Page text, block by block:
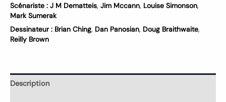
Scénariste : J M Dematteis, Jim Mccann, Louise Simonson,
Mark Sumerak
Dessinateur : Brian Ching, Dan Panosian, Doug Braithwaite,
Reilly Brown
Description